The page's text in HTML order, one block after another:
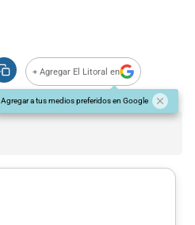
+ Agregar El Litoral en
Agregar a tus medios preferidos en Google